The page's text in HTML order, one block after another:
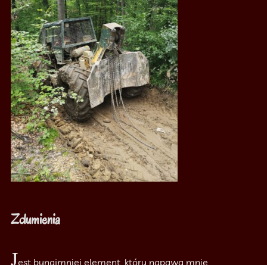
Zdumienia
Jest bynajmniej element, który napawa mnie